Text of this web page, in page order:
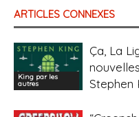
ARTICLES CONNEXES
King par les
autres
Ça, La
Stephen